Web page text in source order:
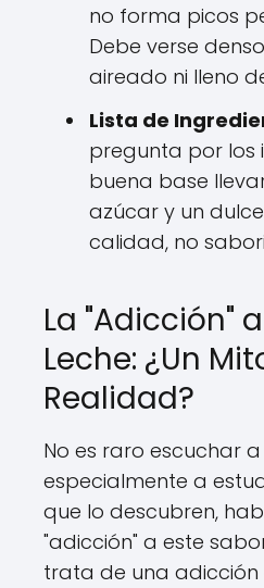
no forma picos
Debe verse
aireado ni lleno
Lista de
pregunta por los
buena base
azúcar y un
calidad, no
La "Adicción"
Leche: ¿Un
Realidad?
No es raro escuchar
especialmente a
que lo descubren,
"adicción" a este
trata de una adicción